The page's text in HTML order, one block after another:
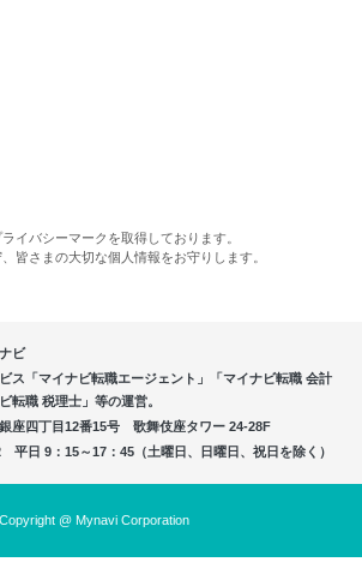
イバシーマークを取得しております。
皆さまの大切な個人情報をお守りします。
ビ
ス「マイナビ転職エージェント」「マイナビ転職 会計
転職 税理士」等の運営。
座四丁目12番15号 歌舞伎座タワー 24-28F
平日 9：15～17：45（土曜日、日曜日、祝日を除く）
Copyright @ Mynavi Corporation